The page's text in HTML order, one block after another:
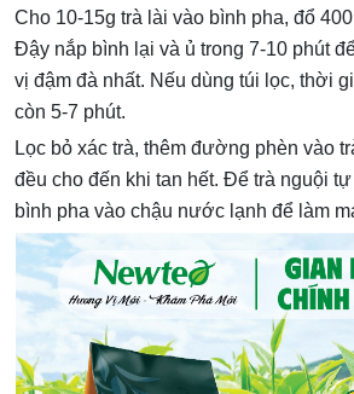
Cho 10-15g trà lài vào bình pha, đổ
Đậy nắp bình lại và ủ trong 7-10 phút
vị đậm đà nhất. Nếu dùng túi lọc, thời
còn 5-7 phút.
Lọc bỏ xác trà, thêm đường phèn vào
đều cho đến khi tan hết. Để trà nguội
bình pha vào chậu nước lạnh để làm